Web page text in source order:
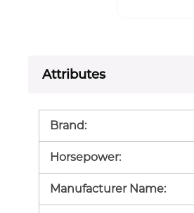
Attributes
Brand:
Horsepower:
Manufacturer Name: